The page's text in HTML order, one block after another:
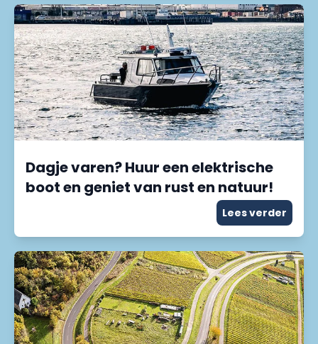
Dagje varen? Huur een elektrische
boot en geniet van rust en natuur!
Lees verder